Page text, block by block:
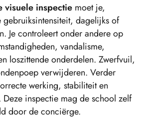
visuele inspectie moet je,
gebruiksintensiteit, dagelijks of
Je controleert onder andere op
vandalisme,
loszittende onderdelen. Zwerfvuil,
verwijderen. Verder
werking, stabiliteit en
Deze inspectie mag de school zelf
door de conciërge.